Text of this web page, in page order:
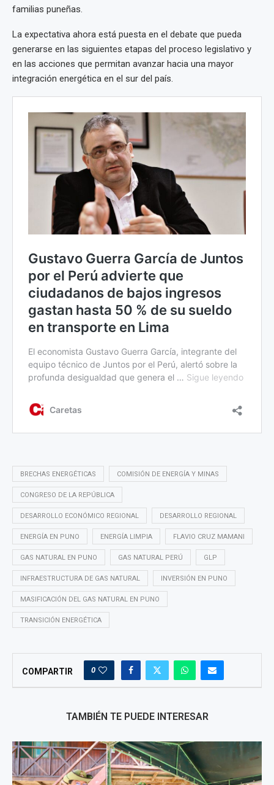
familias puneñas.
La expectativa ahora está puesta en el debate que pueda
generarse en las siguientes etapas del proceso legislativo y
en las acciones que permitan avanzar hacia una mayor
integración energética en el sur del país.
BRECHAS ENERGÉTICAS COMISIÓN DE ENERGÍA Y MINAS
CONGRESO DE LA REPÚBLICA
DESARROLLO ECONÓMICO REGIONAL DESARROLLO REGIONAL
ENERGÍA EN PUNO ENERGÍA LIMPIA FLAVIO CRUZ MAMANI
GAS NATURAL EN PUNO GAS NATURAL PERÚ GLP
INFRAESTRUCTURA DE GAS NATURAL INVERSIÓN EN PUNO
MASIFICACIÓN DEL GAS NATURAL EN PUNO
TRANSICIÓN ENERGÉTICA
COMPARTIR 0
TAMBIÉN TE PUEDE INTERESAR